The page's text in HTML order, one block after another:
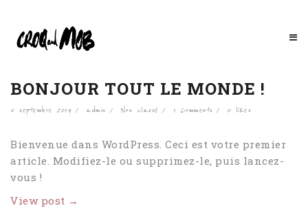
BONJOUR TOUT LE MONDE !
5 septembre 2014 admin Non classé 1 Comments 0likes
Bienvenue dans WordPress. Ceci est votre premier
article. Modifiez-le ou supprimez-le, puis lancez-
vous !
View post →